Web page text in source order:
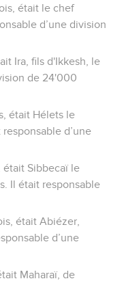
était le chef
d’une division
Ira, fils d'Ikkesh, le
de 24'000
était Hélets le
d’une
était Sibbecaï le
Il était responsable
était Abiézer,
d’une
Maharaï, de